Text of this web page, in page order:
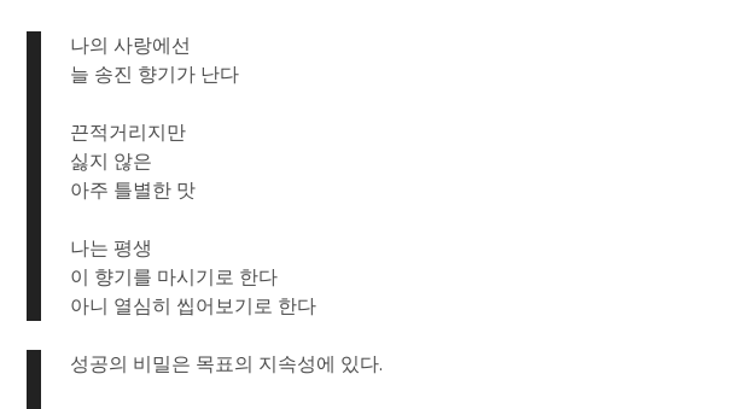
나의 사랑에선
늘 송진 향기가 난다
끈적거리지만
싫지 않은
아주 틀별한 맛
나는 평생
이 향기를 마시기로 한다
아니 열심히 씹어보기로 한다
성공의 비밀은 목표의 지속성에 있다.